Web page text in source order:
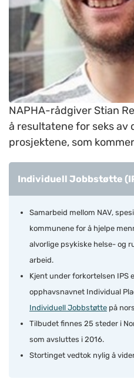
NAPHA-rådgiver Stian
å resultatene for seks av
prosjektene, som
Individuell Jobbstøtte
Samarbeid mellom NAV,
kommunene for å hjelpe
alvorlige psykiske helse- og
arbeid.
Kjent under forkortelsen IPS
opphavsnavnet Individual
Individuell Jobbstøtte på
Tilbudet finnes 25 steder i
som avsluttes i 2016.
Stortinget vedtok nylig å